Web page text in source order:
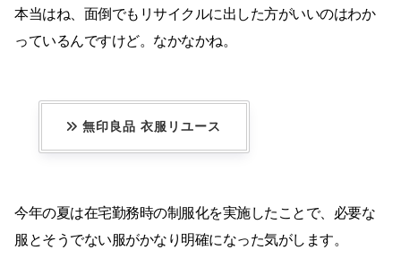
本当はね、面倒でもリサイクルに出した方がいいのはわか
っているんですけど。なかなかね。
無印良品 衣服リユース
今年の夏は在宅勤務時の制服化を実施したことで、必要な
服とそうでない服がかなり明確になった気がします。